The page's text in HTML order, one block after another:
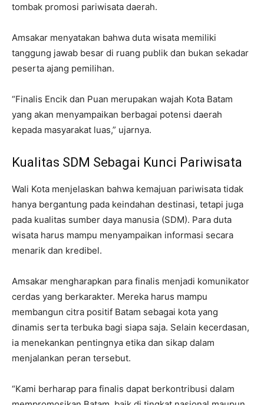
tombak promosi pariwisata daerah.
Amsakar menyatakan bahwa duta wisata memiliki
tanggung jawab besar di ruang publik dan bukan sekadar
peserta ajang pemilihan.
“Finalis Encik dan Puan merupakan wajah Kota Batam
yang akan menyampaikan berbagai potensi daerah
kepada masyarakat luas,” ujarnya.
Kualitas SDM Sebagai Kunci Pariwisata
Wali Kota menjelaskan bahwa kemajuan pariwisata tidak
hanya bergantung pada keindahan destinasi, tetapi juga
pada kualitas sumber daya manusia (SDM). Para duta
wisata harus mampu menyampaikan informasi secara
menarik dan kredibel.
Amsakar mengharapkan para finalis menjadi komunikator
cerdas yang berkarakter. Mereka harus mampu
membangun citra positif Batam sebagai kota yang
dinamis serta terbuka bagi siapa saja. Selain kecerdasan,
ia menekankan pentingnya etika dan sikap dalam
menjalankan peran tersebut.
“Kami berharap para finalis dapat berkontribusi dalam